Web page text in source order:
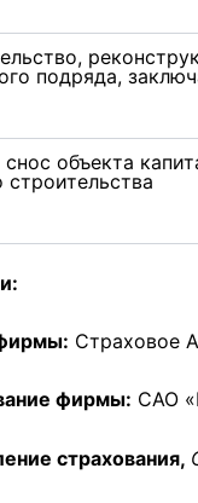
подряда,
объекта
строительства
Страховое
фирмы: САО
страхования,